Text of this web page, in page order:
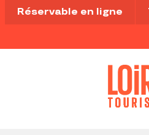
Aller
au
principal
Réservable en ligne